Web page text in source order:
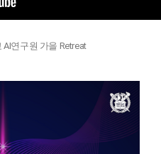
AI연구원 가을 Retreat